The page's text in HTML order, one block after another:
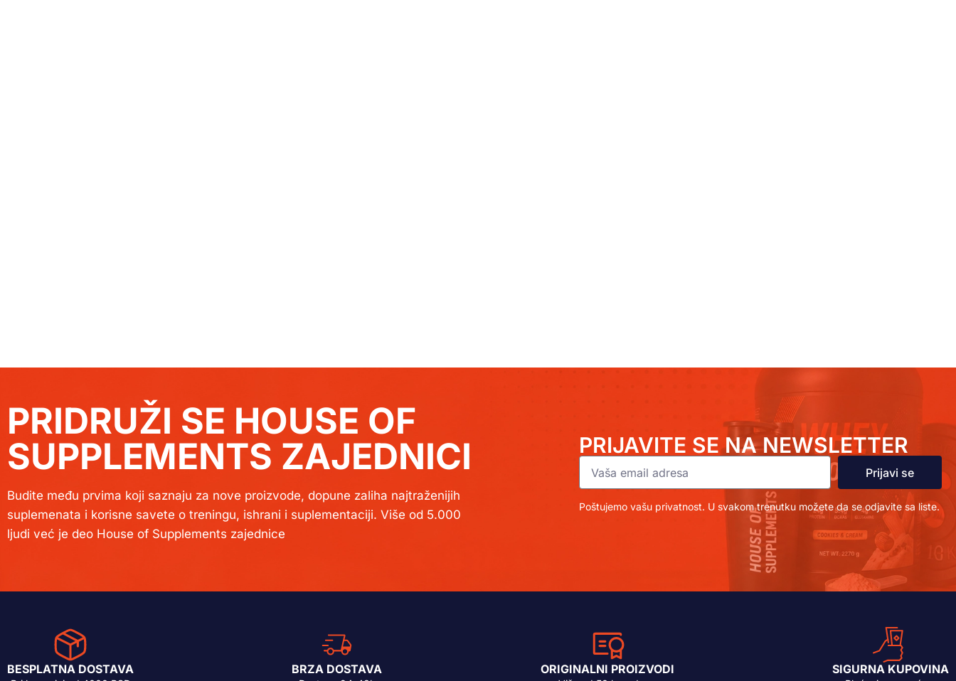
PRIDRUŽI SE HOUSE OF
SUPPLEMENTS ZAJEDNICI
Budite među prvima koji saznaju za nove proizvode, dopune zaliha najtraženijih
suplemenata i korisne savete o treningu, ishrani i suplementaciji. Više od 5.000
ljudi već je deo House of Supplements zajednice
PRIJAVITE SE NA NEWSLETTER
Prijavi se
Poštujemo vašu privatnost. U svakom trenutku možete da se odjavite sa liste.
BESPLATNA DOSTAVA BRZA DOSTAVA ORIGINALNI PROIZVODI SIGURNA KUPOVINA